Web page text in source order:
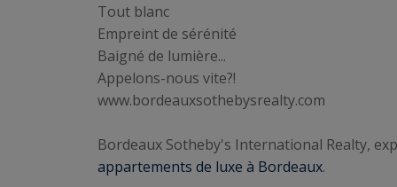
Tout blanc
Empreint de sérénité
Baigné de lumière...
Appelons-nous vite?!
www.bordeauxsothebysrealty.com
Bordeaux Sotheby's International Realty,
appartements de luxe à Bordeaux.